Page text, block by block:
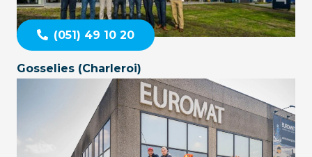
(051) 49 10 20
Gosselies (Charleroi)